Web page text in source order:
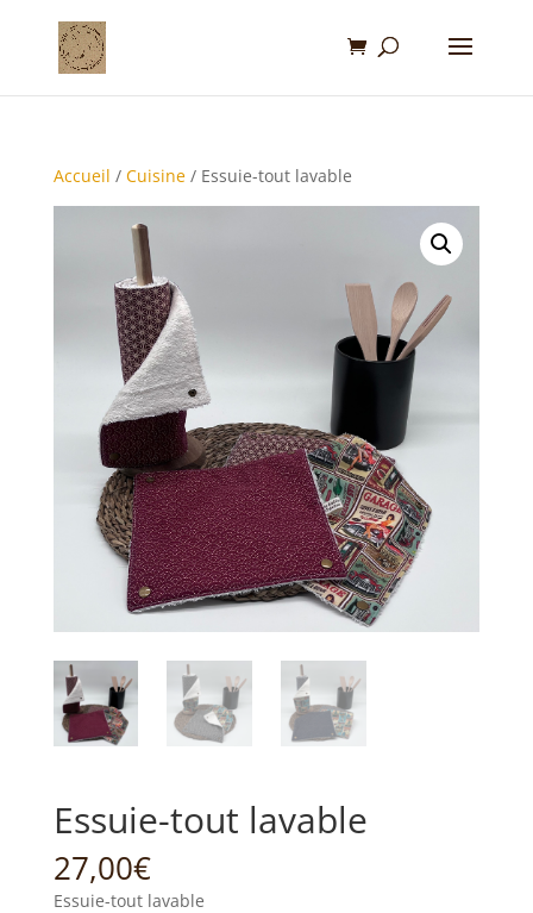
Accueil / Cuisine/ Essuie-tout lavable
Essuie-tout lavable
27,00€
Essuie-tout lavable